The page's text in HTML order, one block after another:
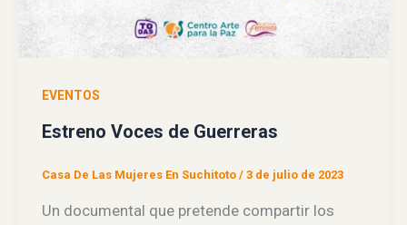
EVENTOS
Estreno Voces de Guerreras
Casa De Las Mujeres En Suchitoto / 3 de julio de 2023
Un documental que pretende compartir los